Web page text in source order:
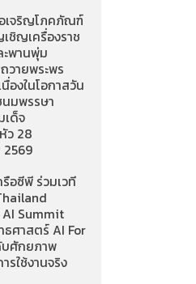
เจริญโภคภัณฑ์
ชิญเครื่องราช
ะพานพุ่ม
วายพระพร
องในโอกาสวัน
นมพรรษา
เด็จ
ว 28
อซีพี ร่วมเวที
Summit
ศาสตร์ AI For
บศักยภาพ
รใช้งานจริง